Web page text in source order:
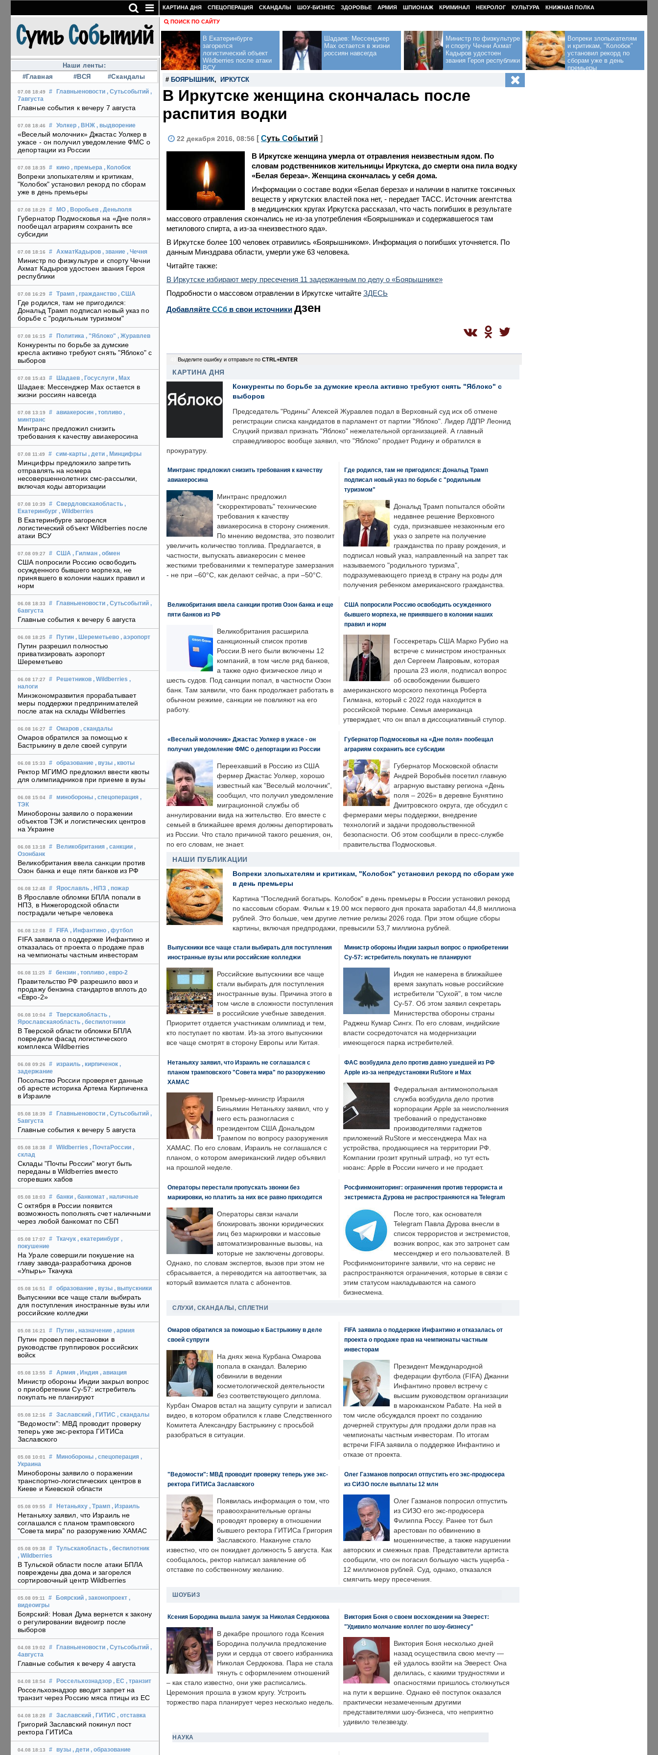
Наши ленты:
#Главная
#ВСЯ #Скандалы
07.08 18:49 # Главныеновости , Сутьсобытий ,
7августа
Главные события к вечеру 7 августа
07.08 18:46 # Уолкер , ВНЖ , выдворение
«Веселый молочник» Джастас Уолкер в
ужасе - он получил уведомление ФМС о
депортации из России
07.08 18:35 # кино , премьера , Колобок
Вопреки злопыхателям и критикам,
"Колобок" установил рекорд по сборам
уже в день премьеры
07.08 18:29 # МО , Воробьев , Деньполя
Губернатор Подмосковья на «Дне поля»
пообещал аграриям сохранить все
субсидии
07.08 18:16 # АхматКадыров , звание , Чечня
Министр по физкультуре и спорту Чечни
Ахмат Кадыров удостоен звания Героя
республики
07.08 16:29 # Трамп , гражданство , США
Где родился, там не пригодился:
Дональд Трамп подписал новый указ по
борьбе с "родильным туризмом"
07.08 16:15 # Политика , "Яблоко" , Журавлев
Конкуренты по борьбе за думские
кресла активно требуют снять "Яблоко" с
выборов
07.08 15:43 # Шадаев , Госуслуги , Max
Шадаев: Мессенджер Max остается в
жизни россиян навсегда
07.08 13:19 # авиакеросин , топливо ,
минтранс
Минтранс предложил снизить
требования к качеству авиакеросина
07.08 11:49 # сим-карты , дети , Минцифры
Минцифры предложило запретить
отправлять на номера
несовершеннолетних смс-рассылки,
включая коды авторизации
07.08 10:39 # Свердловскаяобласть ,
Екатеринбург , Wildberries
В Екатеринбурге загорелся
логистический объект Wildberries после
атаки ВСУ
07.08 09:27 # США , Гилман , обмен
США попросили Россию освободить
осужденного бывшего морпеха, не
принявшего в колонии наших правил и
норм
06.08 18:33 # Главныеновости , Сутьсобытий ,
6августа
Главные события к вечеру 6 августа
06.08 18:25 # Путин , Шереметьево , аэропорт
Путин разрешил полностью
приватизировать аэропорт
Шереметьево
06.08 17:27 # Решетников , Wildberries ,
налоги
Минэкономразвития прорабатывает
меры поддержки предпринимателей
после атак на склады Wildberries
06.08 16:27 # Омаров , скандалы
Омаров обратился за помощью к
Бастрыкину в деле своей супруги
06.08 15:33 # образование , вузы , квоты
Ректор МГИМО предложил ввести квоты
для олимпиадников при приеме в вузы
06.08 15:04 # минобороны , спецоперация ,
ТЭК
Минобороны заявило о поражении
объектов ТЭК и логистических центров
на Украине
06.08 13:18 # Великобритания , санкции ,
Озонбанк
Великобритания ввела санкции против
Озон банка и еще пяти банков из РФ
06.08 12:48 # Ярославль , НПЗ , пожар
В Ярославле обломки БПЛА попали в
НПЗ, в Нижегородской области
пострадали четыре человека
06.08 12:08 # FIFA , Инфантино , футбол
FIFA заявила о поддержке Инфантино и
отказалась от проекта о продаже прав
на чемпионаты частным инвесторам
06.08 11:25 # бензин , топливо , евро-2
Правительство РФ разрешило ввоз и
продажу бензина стандартов вплоть до
«Евро-2»
06.08 10:04 # Тверскаяобласть ,
Ярославскаяобласть , беспилотники
В Тверской области обломки БПЛА
повредили фасад логистического
комплекса Wildberries
06.08 09:26 # израиль , кирпиченок ,
задержание
Посольство России проверяет данные
об аресте историка Артема Кирпиченка
в Израиле
05.08 18:39 # Главныеновости , Сутьсобытий ,
5августа
Главные события к вечеру 5 августа
05.08 18:38 # Wildberries , ПочтаРоссии ,
склад
Склады "Почты России" могут быть
переданы в Wildberries вместо
сгоревших хабов
05.08 18:03 # банки , банкомат , наличные
С октября в России появится
возможность пополнять счет наличными
через любой банкомат по СБП
05.08 17:07 # Ткачук , екатеринбург ,
покушение
На Урале совершили покушение на
главу завода-разработчика дронов
«Упырь» Ткачука
05.08 16:51 # образование , вузы , выпускники
Выпускники все чаще стали выбирать
для поступления иностранные вузы или
российские колледжи
05.08 16:21 # Путин , назначение , армия
Путин провел перестановки в
руководстве группировок российских
войск
05.08 13:55 # Армия , Индия , авиация
Министр обороны Индии закрыл вопрос
о приобретении Су-57: истребитель
покупать не планируют
05.08 12:16 # Заславский , ГИТИС , скандалы
"Ведомости": МВД проводит проверку
теперь уже экс-ректора ГИТИСа
Заславского
05.08 10:01 # Минобороны , спецоперация ,
Украина
Минобороны заявило о поражении
транспортно-логистических центров в
Киеве и Киевской области
05.08 09:55 # Нетаньяху , Трамп , Израиль
Нетаньяху заявил, что Израиль не
соглашался с планом трамповского
"Совета мира" по разоружению ХАМАС
05.08 09:38 # Тульскаяобласть , беспилотник
, Wildberries
В Тульской области после атаки БПЛА
повреждены два дома и загорелся
сортировочный центр Wildberries
05.08 09:11 # Боярский , законопроект ,
видеоигры
Боярский: Новая Дума вернется к закону
о регулировании видеоигр после
выборов
04.08 19:02 # Главныеновости , Сутьсобытий ,
4августа
Главные события к вечеру 4 августа
04.08 18:54 # Россельхознадзор , ЕС , транзит
Россельхознадзор вводит запрет на
транзит через Россию мяса птицы из ЕС
04.08 18:28 # Заславский , ГИТИС , отставка
Григорий Заславский покинул пост
ректора ГИТИСа
04.08 18:13 # вузы , дети , образование
КАРТИНА ДНЯ СПЕЦОПЕРАЦИЯ СКАНДАЛЫ ШОУ-БИЗНЕС ЗДОРОВЬЕ АРМИЯ ШПИОНАЖ КРИМИНАЛ НЕКРОЛОГ КУЛЬТУРА КНИЖНАЯ ПОЛКА
ПОИСК ПО САЙТУ
В Екатеринбурге
загорелся
логистический объект
Wildberries после атаки
ВСУ
Шадаев: Мессенджер
Max остается в жизни
россиян навсегда
Министр по физкультуре
и спорту Чечни Ахмат
Кадыров удостоен
звания Героя республики
Вопреки злопыхателям
и критикам, "Колобок"
установил рекорд по
сборам уже в день
премьеры
# БОЯРЫШНИК, ИРКУТСК
В Иркутске женщина скончалась после
распития водки
22 декабря 2016, 08:56 [ Суть Событий ]
В Иркутске женщина умерла от отравления неизвестным ядом. По
словам родственников жительницы Иркутска, до смерти она пила водку
«Белая береза». Женщина скончалась у себя дома.
Информации о составе водки «Белая береза» и наличии в напитке токсичных
веществ у иркутских властей пока нет, - передает ТАСС. Источник агентства
в медицинских кругах Иркутска рассказал, что часть погибших в результате
массового отравления скончались не из-за употребления «Боярышника» и содержавшегося там
метилового спирта, а из-за «неизвестного яда».
В Иркутске более 100 человек отравились «Боярышником». Информация о погибших уточняется. По
данным Минздрава области, умерли уже 63 человека.
Читайте также:
В Иркутске избирают меру пресечения 11 задержанным по делу о «Боярышнике»
Подробности о массовом отравлении в Иркутске читайте ЗДЕСЬ
Добавляйте CСб в свои источники дзен
Выделите ошибку и отправьте по CTRL+ENTER
КАРТИНА ДНЯ
Конкуренты по борьбе за думские кресла активно требуют снять "Яблоко" с
выборов
Председатель "Родины" Алексей Журавлев подал в Верховный суд иск об отмене
регистрации списка кандидатов в парламент от партии "Яблоко". Лидер ЛДПР Леонид
Слуцкий призвал признать "Яблоко" нежелательной организацией. А главный
справедливорос вообще заявил, что "Яблоко" продает Родину и обратился в
прокуратуру.
Минтранс предложил снизить требования к качеству
авиакеросина
Минтранс предложил
"скорректировать" технические
требования к качеству
авиакеросина в сторону снижения.
По мнению ведомства, это позволит
увеличить количество топлива. Предлагается, в
частности, выпускать авиакеросин с менее
жесткими требованиями к температуре замерзания
- не при –60°C, как делают сейчас, а при –50°C.
Где родился, там не пригодился: Дональд Трамп
подписал новый указ по борьбе с "родильным
туризмом"
Дональд Трамп попытался обойти
недавнее решение Верховного
суда, признавшее незаконным его
указ о запрете на получение
гражданства по праву рождения, и
подписал новый указ, направленный на запрет так
называемого "родильного туризма",
подразумевающего приезд в страну на роды для
получения ребенком американского гражданства.
Великобритания ввела санкции против Озон банка и еще
пяти банков из РФ
Великобритания расширила
санкционный список против
России.В него были включены 12
компаний, в том числе ряд банков,
а также одно физическое лицо и
шесть судов. Под санкции попал, в частности Озон
банк. Там заявили, что банк продолжает работать в
обычном режиме, санкции не повлияют на его
работу.
США попросили Россию освободить осужденного
бывшего морпеха, не принявшего в колонии наших
правил и норм
Госсекретарь США Марко Рубио на
встрече с министром иностранных
дел Сергеем Лавровым, которая
прошла 23 июля, подписал вопрос
об освобождении бывшего
американского морского пехотинца Роберта
Гилмана, который с 2022 года находится в
российской тюрьме. Семья американца
утверждает, что он впал в диссоциативный ступор.
«Веселый молочник» Джастас Уолкер в ужасе - он
получил уведомление ФМС о депортации из России
Переехавший в Россию из США
фермер Джастас Уолкер, хорошо
известный как "Веселый молочник",
сообщил, что получил уведомление
миграционной службы об
аннулировании вида на жительство. Его вместе с
семьей в ближайшее время должны депортировать
из России. Что стало причиной такого решения, он,
по его словам, не знает.
Губернатор Подмосковья на «Дне поля» пообещал
аграриям сохранить все субсидии
Губернатор Московской области
Андрей Воробьёв посетил главную
аграрную выставку региона «День
поля – 2026» в деревне Бунятино
Дмитровского округа, где обсудил с
фермерами меры поддержки, внедрение
технологий и задачи продовольственной
безопасности. Об этом сообщили в пресс-службе
правительства Подмосковья.
НАШИ ПУБЛИКАЦИИ
Вопреки злопыхателям и критикам, "Колобок" установил рекорд по сборам уже
в день премьеры
Картина "Последний богатырь. Колобок" в день премьеры в России установил рекорд
по кассовым сборам. Фильм к 19.00 мск первого дня проката заработал 44,8 миллиона
рублей. Это больше, чем другие летние релизы 2026 года. При этом общие сборы
картины, включая предпродажи, превысили 53,7 миллиона рублей.
Выпускники все чаще стали выбирать для поступления
иностранные вузы или российские колледжи
Российские выпускники все чаще
стали выбирать для поступления
иностранные вузы. Причина этого в
том числе в сложности поступления
в российские учебные заведения.
Приоритет отдается участникам олимпиад и тем,
кто поступает по квотам. Из-за этого выпускники
все чаще смотрят в сторону Европы или Китая.
Министр обороны Индии закрыл вопрос о приобретении
Су-57: истребитель покупать не планируют
Индия не намерена в ближайшее
время закупать новые российские
истребители "Сухой", в том числе
Су-57. Об этом заявил секретарь
Министерства обороны страны
Раджеш Кумар Сингх. По его словам, индийские
власти сосредоточатся на модернизации
имеющегося парка истребителей.
Нетаньяху заявил, что Израиль не соглашался с
планом трамповского "Совета мира" по разоружению
ХАМАС
Премьер-министр Израиля
Биньямин Нетаньяху заявил, что у
него есть разногласия с
президентом США Дональдом
Трампом по вопросу разоружения
ХАМАС. По его словам, Израиль не соглашался с
планом, о котором американский лидер объявил
на прошлой неделе.
ФАС возбудила дело против давно ушедшей из РФ
Apple из-за непредустановки RuStore и Max
Федеральная антимонопольная
служба возбудила дело против
корпорации Apple за неисполнения
требований о предустановке
производителями гаджетов
приложений RuStore и мессенджера Max на
устройства, продающиеся на территории РФ.
Компании грозит крупный штраф, но тут есть
нюанс: Apple в России ничего и не продает.
Операторы перестали пропускать звонки без
маркировки, но платить за них все равно приходится
Операторы связи начали
блокировать звонки юридических
лиц без маркировки и массовые
автоматизированные вызовы, на
которые не заключены договоры.
Однако, по словам экспертов, вызов при этом не
сбрасывается, а переводится на автоответчик, за
который взимается плата с абонентов.
Росфинмониторинг: ограничения против террориста и
экстремиста Дурова не распространяются на Telegram
После того, как основателя
Telegram Павла Дурова внесли в
список террористов и экстремистов,
возник вопрос, как это затронет сам
мессенджер и его пользователей. В
Росфинмониторинге заявили, что на сервис не
распространяются ограничения, которые в связи с
этим статусом накладываются на самого
бизнесмена.
СЛУХИ, СКАНДАЛЫ, СПЛЕТНИ
Омаров обратился за помощью к Бастрыкину в деле
своей супруги
На днях жена Курбана Омарова
попала в скандал. Валерию
обвинили в ведении
косметологической деятельности
без соответствующего диплома.
Курбан Омаров встал на защиту супруги и записал
видео, в котором обратился к главе Следственного
Комитета Александру Бастрыкину с просьбой
разобраться в ситуации.
FIFA заявила о поддержке Инфантино и отказалась от
проекта о продаже прав на чемпионаты частным
инвесторам
Президент Международной
федерации футбола (FIFA) Джанни
Инфантино провел встречу с
высшим руководством организации
в марокканском Рабате. На ней в
том числе обсуждался проект по созданию
дочерней структуры для продажи доли прав на
чемпионаты частным инвесторам. По итогам
встречи FIFA заявила о поддержке Инфантино и
отказе от проекта.
"Ведомости": МВД проводит проверку теперь уже экс-
ректора ГИТИСа Заславского
Появилась информация о том, что
правоохранительные органы
проводят проверку в отношении
бывшего ректора ГИТИСа Григория
Заславского. Накануне стало
известно, что он покидает должность 5 августа. Как
сообщалось, ректор написал заявление об
отставке по собственному желанию.
Олег Газманов попросил отпустить его экс-продюсера
из СИЗО после выплаты 12 млн
Олег Газманов попросил отпустить
из СИЗО его экс-продюсера
Филиппа Россу. Ранее тот был
арестован по обвинению в
мошенничестве, а также нарушении
авторских и смежных прав. Представители артиста
сообщили, что он погасил большую часть ущерба -
12 миллионов рублей. Суд, однако, отказался
смягчить меру пресечения.
ШОУБИЗ
Ксения Бородина вышла замуж за Николая Сердюкова
В декабре прошлого года Ксения
Бородина получила предложение
руки и сердца от своего избранника
Николая Сердюкова. Пара не стала
тянуть с оформлением отношений
– как стало известно, они уже расписались.
Церемония прошла в узком кругу. Устроить
торжество пара планирует через несколько недель.
Виктория Боня о своем восхождении на Эверест:
"Удивило молчание коллег по шоу-бизнесу"
Виктория Боня несколько дней
назад осуществила свою мечту —
ей удалось взойти на Эверест. Она
делилась, с какими трудностями и
опасностями пришлось столкнуться
на пути к вершине. Однако её поступок оказался
практически незамеченным другими
представителями шоу-бизнеса, что неприятно
удивило телезвезду.
НАУКА